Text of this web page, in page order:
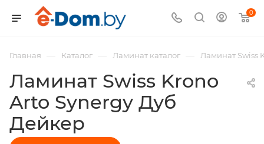
0
Главная — Каталог — Ламинат каталог — Ламинат Swiss
Ламинат Swiss Krono
Arto Synergy Дуб
Дейкер